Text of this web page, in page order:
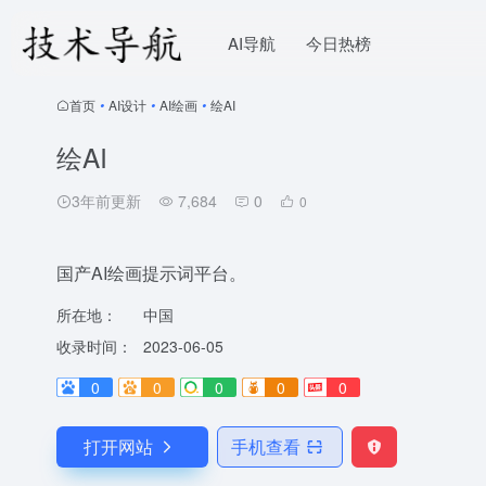
AI导航 今日热榜
首页 • AI设计 • AI绘画 • 绘AI
绘AI
3年前更新 7,684 0 0
国产AI绘画提示词平台。
所在地：
中国
收录时间：
2023-06-05
0
0 0 0 0
打开网站 手机查看